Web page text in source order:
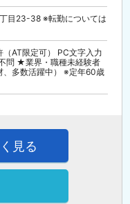
目23-38 ※転勤については
AT限定可） PC文字入力
問 ★業界・職種未経験者
、多数活躍中） ※定年60歳
見る